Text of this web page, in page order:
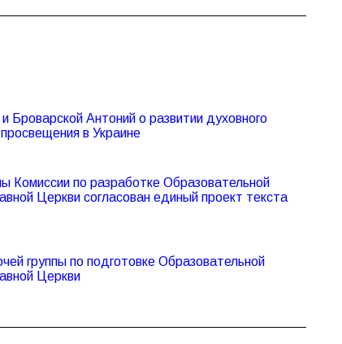
Броварской Антоний о развитии духовного
в Украине
Комиссии по разработке Образовательной
Церкви согласован единый проект текста
группы по подготовке Образовательной
Церкви